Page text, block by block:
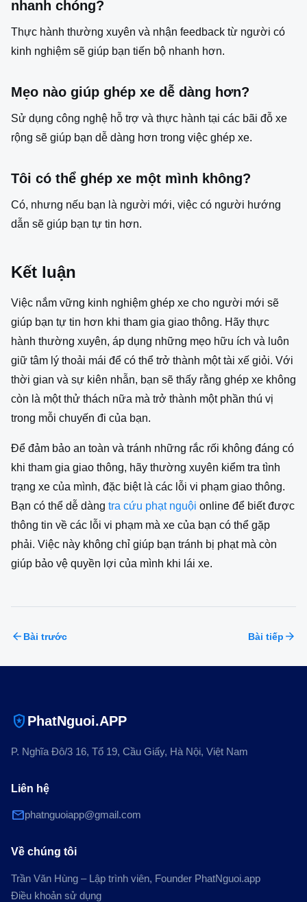
nhanh chóng?
Thực hành thường xuyên và nhận feedback từ người có
kinh nghiệm sẽ giúp bạn tiến bộ nhanh hơn.
Mẹo nào giúp ghép xe dễ dàng hơn?
Sử dụng công nghệ hỗ trợ và thực hành tại các bãi đỗ xe
rộng sẽ giúp bạn dễ dàng hơn trong việc ghép xe.
Tôi có thể ghép xe một mình không?
Có, nhưng nếu bạn là người mới, việc có người hướng
dẫn sẽ giúp bạn tự tin hơn.
Kết luận
Việc nắm vững kinh nghiệm ghép xe cho người mới sẽ
giúp bạn tự tin hơn khi tham gia giao thông. Hãy thực
hành thường xuyên, áp dụng những mẹo hữu ích và luôn
giữ tâm lý thoải mái để có thể trở thành một tài xế giỏi. Với
thời gian và sự kiên nhẫn, bạn sẽ thấy rằng ghép xe không
còn là một thử thách nữa mà trở thành một phần thú vị
trong mỗi chuyến đi của bạn.
Để đảm bảo an toàn và tránh những rắc rối không đáng có
khi tham gia giao thông, hãy thường xuyên kiểm tra tình
trạng xe của mình, đặc biệt là các lỗi vi phạm giao thông.
Bạn có thể dễ dàng tra cứu phạt nguội online để biết được
thông tin về các lỗi vi phạm mà xe của bạn có thể gặp
phải. Việc này không chỉ giúp bạn tránh bị phạt mà còn
giúp bảo vệ quyền lợi của mình khi lái xe.
arrow_back Bài trước Bài tiếp arrow_forward
local_police PhatNguoi.APP
P. Nghĩa Đô/3 16, Tổ 19, Cầu Giấy, Hà Nội, Việt Nam
Liên hệ
mailphatnguoiapp@gmail.com
Về chúng tôi
Trần Văn Hùng – Lập trình viên, Founder PhatNguoi.app
Điều khoản sử dụng